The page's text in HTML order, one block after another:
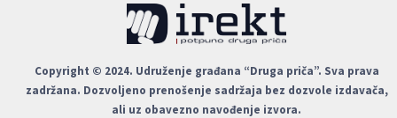
Copyright © 2024. Udruženje građana “Druga priča”. Sva prava
zadržana. Dozvoljeno prenošenje sadržaja bez dozvole izdavača,
ali uz obavezno navođenje izvora.